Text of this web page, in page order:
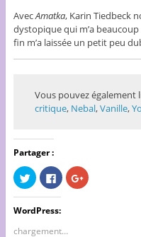
AvecAmatka, Karin Tiedbeck
dystopique qui m’a
fin m’a laissée un petit peu
Vous pouvez également
critique, Nebal,Vanille,
Partager :
C
l
q
u
e
p
C
l
q
u
e
p
C
l
WordPress:
chargement…